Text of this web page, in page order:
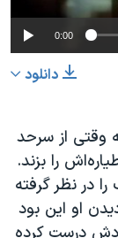
0:00
دانلود
وقتی از سرحد
را بزند.
در نظر گرفته
او این بود
درست کرده